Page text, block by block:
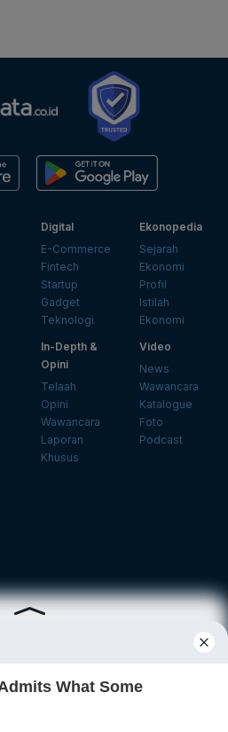
Digital
E-Commerce
Fintech
Startup
Gadget
Teknologi
Ekonopedia
Sejarah
Ekonomi
Profil
Istilah
Ekonomi
In-Depth &
Opini
Telaah
Opini
Wawancara
Laporan
Khusus
Video
News
Wawancara
Katalogue
Foto
Podcast